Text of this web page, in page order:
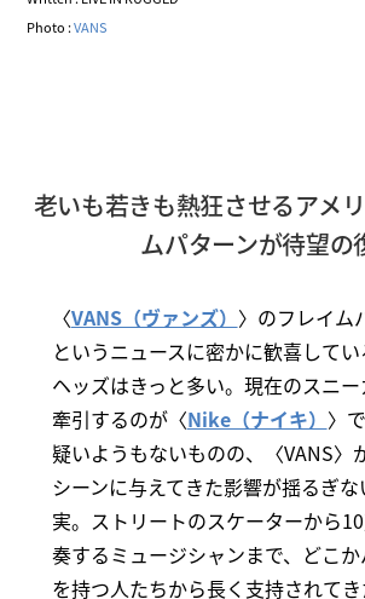
Photo :VANS
老いも若きも熱狂させるアメ
ムパターンが待望の
〈VANS（ヴァンズ） 〉のフレイム
というニュースに密かに歓喜して
ヘッズはきっと多い。現在のスニ
牽引するのが〈Nike（ナイキ） 〉
疑いようもないものの、〈VANS〉
シーンに与えてきた影響が揺るぎ
実。ストリートのスケーターから
奏するミュージシャンまで、どこ
を持つ人たちから長く支持されて